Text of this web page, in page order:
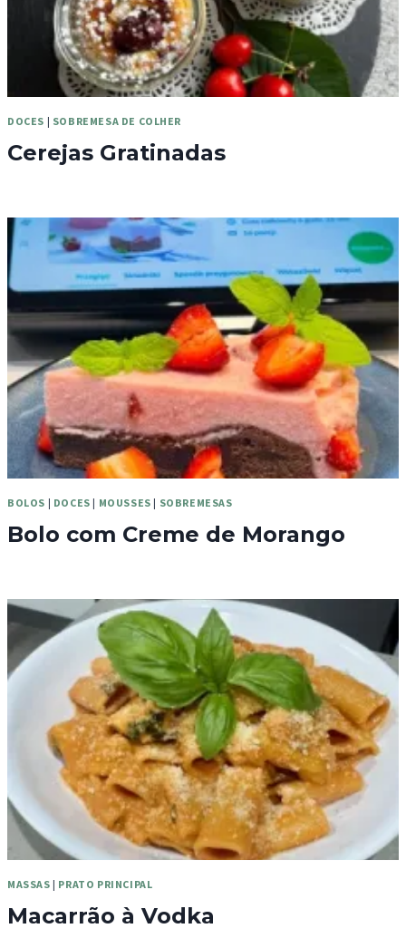
DOCES | SOBREMESA DE COLHER
Cerejas Gratinadas
BOLOS | DOCES | MOUSSES | SOBREMESAS
Bolo com Creme de Morango
MASSAS | PRATO PRINCIPAL
Macarrão à Vodka